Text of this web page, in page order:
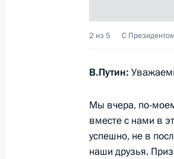
Гойтой
Встреча с
Эмбало
29 июля 2023 года,
2 из 5 С
В.Путин:
Мы вчера, по-
вместе с нами в
успешно, не в
наши друзья.